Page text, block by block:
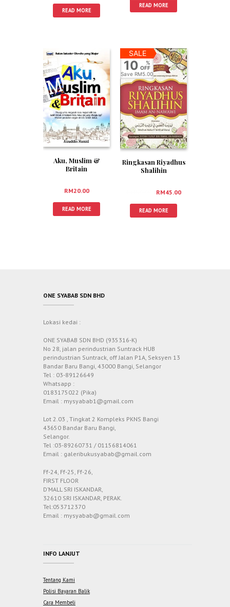
READ MORE
READ MORE
Aku, Muslim &
Britain
RM20.00
READ MORE
SALE
10
%
OFF
Save RM5.00
Ringkasan Riyadhus
Shalihin
RM45.00
READ MORE
ONE SYABAB SDN BHD
Lokasi kedai :
ONE SYABAB SDN BHD (935316-K)
No 28, jalan perindustrian Suntrack HUB
perindustrian Suntrack, off Jalan P1A, Seksyen 13
Bandar Baru Bangi, 43000 Bangi, Selangor
Tel : 03-89126649
Whatsapp :
0183175022 (Pika)
Email : mysyabab1@gmail.com
Lot 2.03 , Tingkat 2 Kompleks PKNS Bangi
43650 Bandar Baru Bangi,
Selangor.
Tel :03-89260731 / 01156814061
Email : galeribukusyabab@gmail.com
Ff-24, Ff-25, Ff-26,
FIRST FLOOR
D’MALL SRI ISKANDAR,
32610 SRI ISKANDAR, PERAK.
Tel:053712370
Email : mysyabab@gmail.com
INFO LANJUT
Tentang Kami
Polisi Bayaran Balik
Cara Membeli